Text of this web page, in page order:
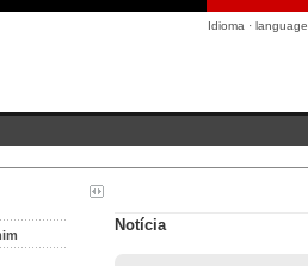
Idioma · language
Notícia